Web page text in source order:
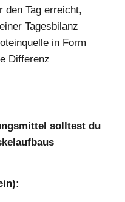
den Tag erreicht,
Tagesbilanz
in Form
Differenz
solltest du